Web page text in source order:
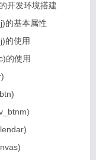
开发环境搭建
的基本属性
的使用
的使用